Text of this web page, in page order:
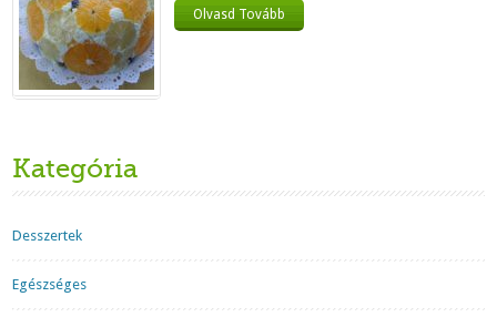
Olvasd Tovább
Kategória
Desszertek
Egészséges